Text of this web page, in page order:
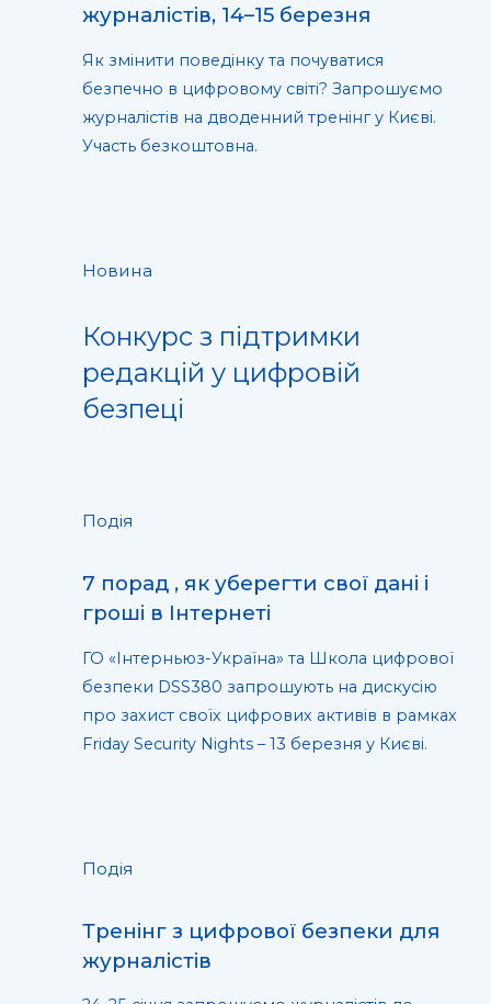
журналістів, 14–15 березня
Як змінити поведінку та почуватися
безпечно в цифровому світі? Запрошуємо
журналістів на дводенний тренінг у Києві.
Участь безкоштовна.
Новина
Конкурс з підтримки
редакцій у цифровій
безпеці
Подія
7 порад , як уберегти свої дані і
гроші в Інтернеті
ГО «Інтерньюз-Україна» та Школа цифрової
безпеки DSS380 запрошують на дискусію
про захист своїх цифрових активів в рамках
Friday Security Nights – 13 березня у Києві.
Подія
Тренінг з цифрової безпеки для
журналістів